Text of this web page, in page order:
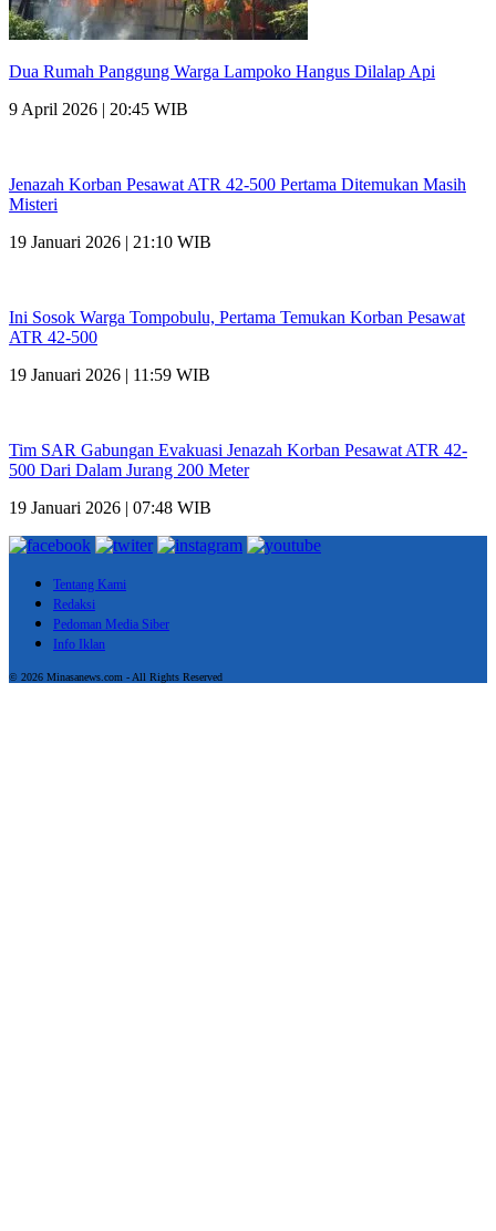
Dua Rumah Panggung Warga Lampoko Hangus Dilalap Api
9 April 2026 | 20:45 WIB
Jenazah Korban Pesawat ATR 42-500 Pertama Ditemukan Masih
Misteri
19 Januari 2026 | 21:10 WIB
Ini Sosok Warga Tompobulu, Pertama Temukan Korban Pesawat
ATR 42-500
19 Januari 2026 | 11:59 WIB
Tim SAR Gabungan Evakuasi Jenazah Korban Pesawat ATR 42-
500 Dari Dalam Jurang 200 Meter
19 Januari 2026 | 07:48 WIB
Tentang Kami
Redaksi
Pedoman Media Siber
Info Iklan
© 2026 Minasanews.com - All Rights Reserved